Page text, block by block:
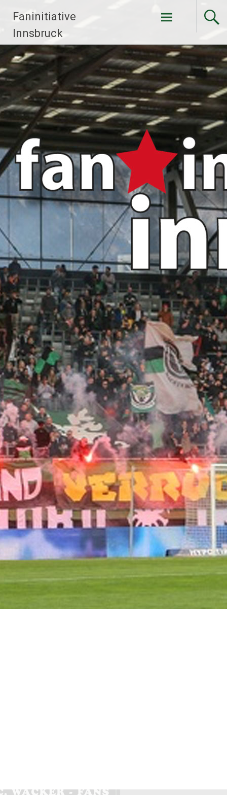
Faninitiative
Innsbruck
zum
Inhalt